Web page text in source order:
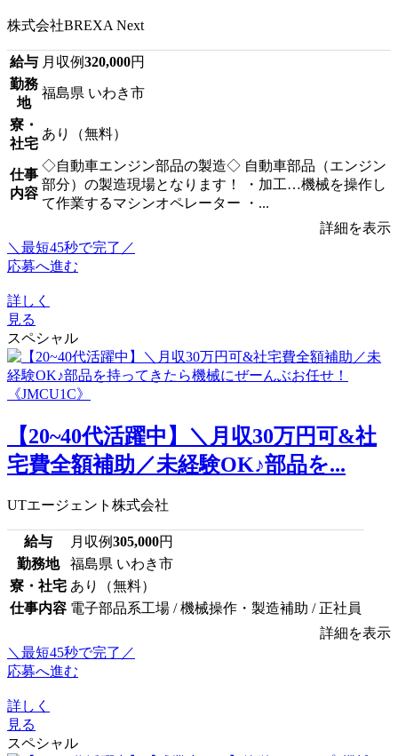
株式会社BREXA Next
給与 月収例320,000円
勤務
地
福島県 いわき市
寮・
社宅
あり（無料）
仕事
内容
◇自動車エンジン部品の製造◇ 自動車部品（エンジン
部分）の製造現場となります！ ・加工…機械を操作し
て作業するマシンオペレーター ・...
詳細を表示
＼最短45秒で完了／
応募へ進む
詳しく
見る
スペシャル
【20~40代活躍中】＼月収30万円可&社
宅費全額補助／未経験OK♪部品を...
UTエージェント株式会社
給与 月収例305,000円
勤務地
福島県 いわき市
寮・社宅 あり（無料）
仕事内容 電子部品系工場 / 機械操作・製造補助 / 正社員
詳細を表示
＼最短45秒で完了／
応募へ進む
詳しく
見る
スペシャル